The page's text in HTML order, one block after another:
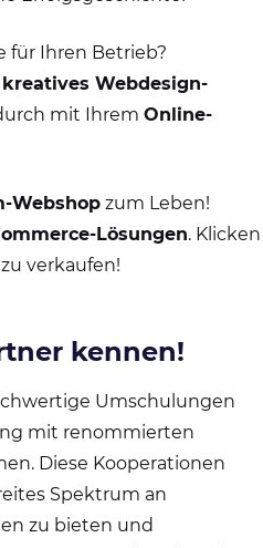
für Ihren Betrieb?
kreatives Webdesign-
mit Ihrem Online-
Webshop zum Leben!
Lösungen. Klicken
verkaufen!
kennen!
Umschulungen
mit renommierten
Diese Kooperationen
Spektrum an
zu bieten und